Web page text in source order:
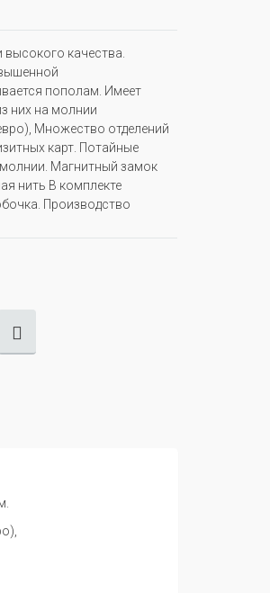
качества.
пополам. Имеет
них на молнии
Множество отделений
карт. Потайные
Магнитный замок
нить В комплекте
Производство